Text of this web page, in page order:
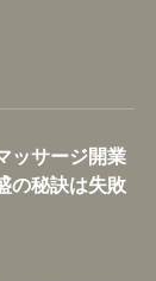
ッサージ開業
の秘訣は失敗